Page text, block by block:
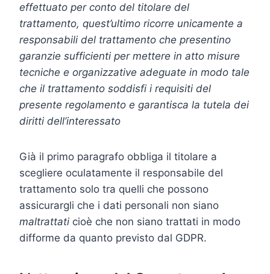
effettuato per conto del titolare del
trattamento, quest’ultimo ricorre unicamente a
responsabili del trattamento che presentino
garanzie sufficienti per mettere in atto misure
tecniche e organizzative adeguate in modo tale
che il trattamento soddisfi i requisiti del
presente regolamento e garantisca la tutela dei
diritti dell’interessato
Già il primo paragrafo obbliga il titolare a
scegliere oculatamente il responsabile del
trattamento solo tra quelli che possono
assicurargli che i dati personali non siano
maltrattati cioè che non siano trattati in modo
difforme da quanto previsto dal GDPR.